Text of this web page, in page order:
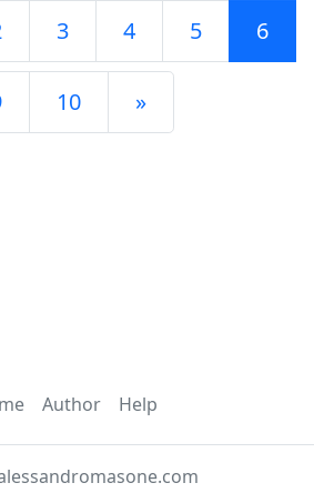
3 4 5 6
10 »
Author Help